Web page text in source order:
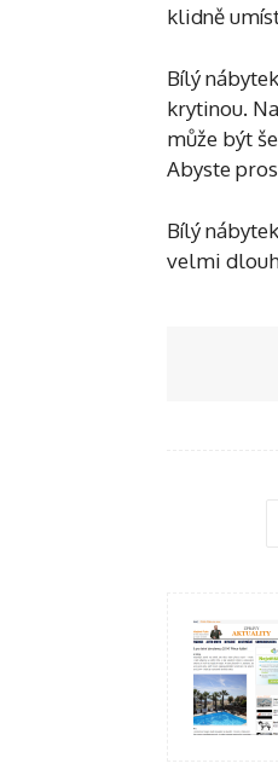
klidně
Bílý
krytinou.
může být
Abyste
Bílý
velmi